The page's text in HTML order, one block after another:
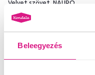
Beleegyezés
Velvet szövet, NAURO
84 900 Ft
79 900 Ft